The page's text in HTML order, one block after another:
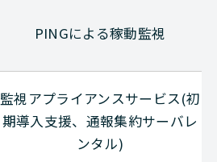
NETWORK（ネットワー
NETWORK（ネットワー
PINGによる稼動監視
監視アプライアンスサービス(初
期導入支援、通報集約サーバレ
ンタル)